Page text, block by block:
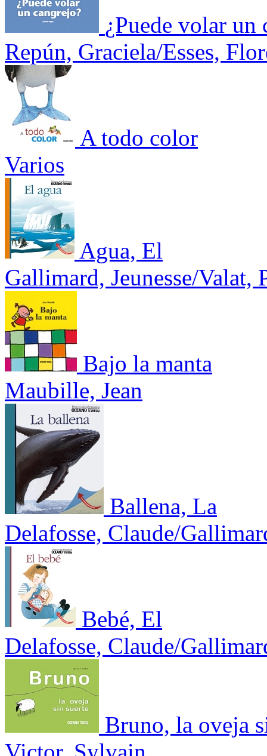
¿Puede volar un
Repún, Graciela/Esses,
A todo color
Varios
Agua, El
Gallimard, Jeunesse/Valat,
Bajo la manta
Maubille, Jean
Ballena, La
Delafosse, Claude/
Bebé, El
Delafosse, Claude/
Bruno, la oveja